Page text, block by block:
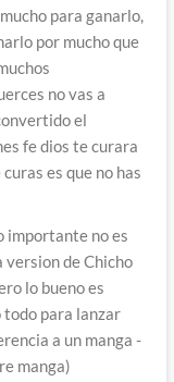
para ganarlo,
por mucho que
no vas a
el
fe dios te curara
es que no has
importante no es
version de Chicho
lo bueno es
todo para lanzar
a un manga -
manga)